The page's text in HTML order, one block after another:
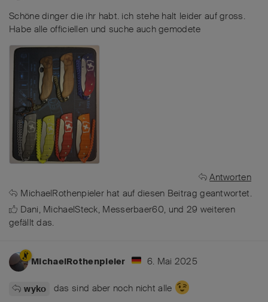
Schöne dinger die ihr habt. ich stehe halt leider auf gross.
Habe alle officiellen und suche auch gemodete
Antworten
MichaelRothenpieler hat auf diesen Beitrag geantwortet.
Dani, MichaelSteck, Messerbaer60, und 29 weiteren
gefällt das.
MichaelRothenpieler 6. Mai 2025
wyko
das sind aber noch nicht alle